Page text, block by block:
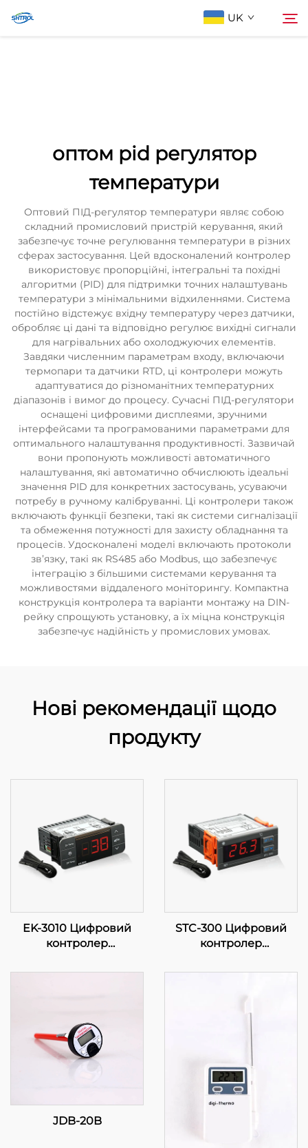
UK
Зв'яжіться з нами
оптом pid регулятор
температури
Оптовий ПІД-регулятор температури являє собою
складний промисловий пристрій керування, який
забезпечує точне регулювання температури в різних
сферах застосування. Цей вдосконалений контролер
використовує пропорційні, інтегральні та похідні
алгоритми (PID) для підтримки точних налаштувань
температури з мінімальними відхиленнями. Система
постійно відстежує вхідну температуру через датчики,
обробляє ці дані та відповідно регулює вихідні сигнали
для нагрівальних або охолоджуючих елементів.
Завдяки численним параметрам входу, включаючи
термопари та датчики RTD, ці контролери можуть
адаптуватися до різноманітних температурних
діапазонів і вимог до процесу. Сучасні ПІД-регулятори
оснащені цифровими дисплеями, зручними
інтерфейсами та програмованими параметрами для
оптимального налаштування продуктивності. Зазвичай
вони пропонують можливості автоматичного
налаштування, які автоматично обчислюють ідеальні
значення PID для конкретних застосувань, усуваючи
потребу в ручному калібруванні. Ці контролери також
включають функції безпеки, такі як системи сигналізації
та обмеження потужності для захисту обладнання та
процесів. Удосконалені моделі включають протоколи
зв’язку, такі як RS485 або Modbus, що забезпечує
інтеграцію з більшими системами керування та
можливостями віддаленого моніторингу. Компактна
конструкція контролера та варіанти монтажу на DIN-
рейку спрощують установку, а їх міцна конструкція
забезпечує надійність у промислових умовах.
Нові рекомендації щодо
продукту
EK-3010 Цифровий
контролер
у ваших руках
STC-300 Цифровий
контролер
та функціональність
керування
температурою
JDB-20B